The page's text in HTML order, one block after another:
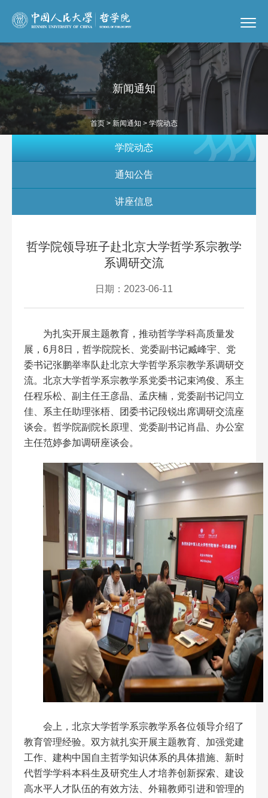
新闻通知
首页 > 新闻通知 > 学院动态
学院动态
通知公告
讲座信息
哲学院领导班子赴北京大学哲学系宗教学
系调研交流
日期：2023-06-11
为扎实开展主题教育，推动哲学学科高质量发
展，6月8日，哲学院院长、党委副书记臧峰宇、党
委书记张鹏举率队赴北京大学哲学系宗教学系调研交
流。北京大学哲学系宗教学系党委书记束鸿俊、系主
任程乐松、副主任王彦晶、孟庆楠，党委副书记闫立
佳、系主任助理张梧、团委书记段锐出席调研交流座
谈会。哲学院副院长原理、党委副书记肖晶、办公室
主任范婷参加调研座谈会。
会上，北京大学哲学系宗教学系各位领导介绍了
教育管理经验。双方就扎实开展主题教育、加强党建
工作、建构中国自主哲学知识体系的具体措施、新时
代哲学学科本科生及研究生人才培养创新探索、建设
高水平人才队伍的有效方法、外籍教师引进和管理的